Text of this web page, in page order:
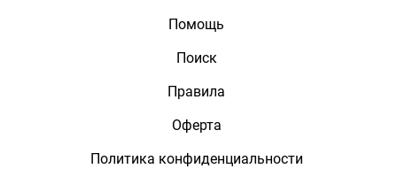
Помощь
Поиск
Правила
Оферта
Политика конфиденциальности